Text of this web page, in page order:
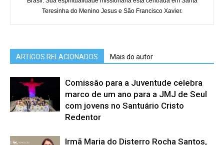
Teresinha do Menino Jesus e São Francisco Xavier.
ARTIGOS RELACIONADOS Mais do autor
Comissão para a Juventude celebra
marco de um ano para a JMJ de Seul
com jovens no Santuário Cristo
Redentor
Irmã Maria do Disterro Rocha Santos,